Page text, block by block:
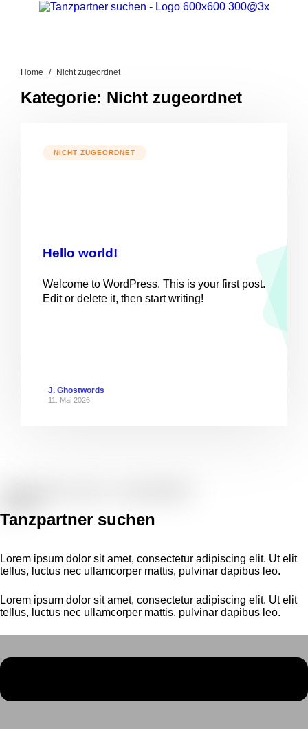
Home Nicht zugeordnet
Kategorie: Nicht zugeordnet
NICHT ZUGEORDNET
Hello world!
Welcome to WordPress. This is your first post.
Edit or delete it, then start writing!
J. Ghostwords
11. Mai 2026
Tanzpartner suchen
Lorem ipsum dolor sit amet, consectetur adipiscing elit. Ut elit
tellus, luctus nec ullamcorper mattis, pulvinar dapibus leo.
Lorem ipsum dolor sit amet, consectetur adipiscing elit. Ut elit
tellus, luctus nec ullamcorper mattis, pulvinar dapibus leo.